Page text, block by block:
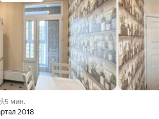
5 мин.
2018